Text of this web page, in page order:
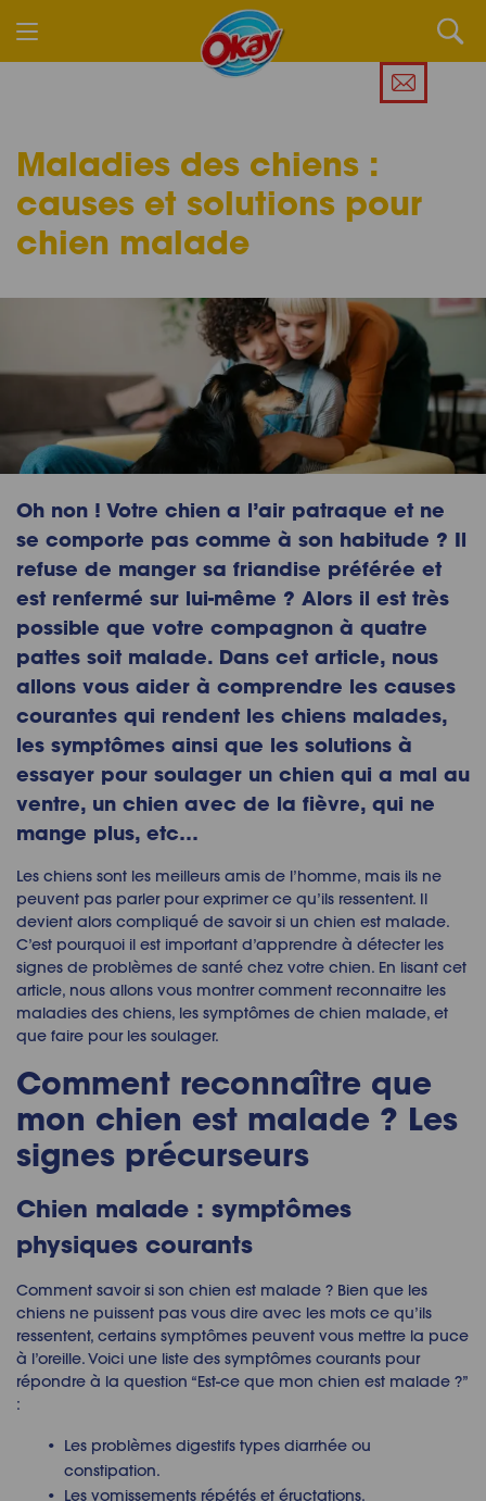
Maladies des chiens :
causes et solutions pour
chien malade
Oh non ! Votre chien a l’air patraque et ne
se comporte pas comme à son habitude ? Il
refuse de manger sa friandise préférée et
est renfermé sur lui-même ? Alors il est très
possible que votre compagnon à quatre
pattes soit malade. Dans cet article, nous
allons vous aider à comprendre les causes
courantes qui rendent les chiens malades,
les symptômes ainsi que les solutions à
essayer pour soulager un chien qui a mal au
ventre, un chien avec de la fièvre, qui ne
mange plus, etc…
Les chiens sont les meilleurs amis de l’homme, mais ils ne
peuvent pas parler pour exprimer ce qu’ils ressentent. Il
devient alors compliqué de savoir si un chien est malade.
C’est pourquoi il est important d’apprendre à détecter les
signes de problèmes de santé chez votre chien. En lisant cet
article, nous allons vous montrer comment reconnaitre les
maladies des chiens, les symptômes de chien malade, et
que faire pour les soulager.
Comment reconnaître que
mon chien est malade ? Les
signes précurseurs
Chien malade : symptômes
physiques courants
Comment savoir si son chien est malade ? Bien que les
chiens ne puissent pas vous dire avec les mots ce qu’ils
ressentent, certains symptômes peuvent vous mettre la puce
à l’oreille. Voici une liste des symptômes courants pour
répondre à la question “Est-ce que mon chien est malade ?”
:
Les problèmes digestifs types diarrhée ou
constipation.
Les vomissements répétés et éructations.